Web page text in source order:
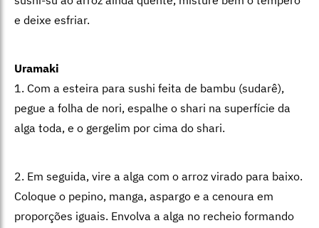
e deixe esfriar.
Uramaki
1. Com a esteira para sushi feita de bambu (sudarê),
pegue a folha de nori, espalhe o shari na superfície da
alga toda, e o gergelim por cima do shari.
2. Em seguida, vire a alga com o arroz virado para baixo.
Coloque o pepino, manga, aspargo e a cenoura em
proporções iguais. Envolva a alga no recheio formando